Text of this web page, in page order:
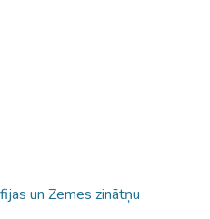
un Zemes zinātņu